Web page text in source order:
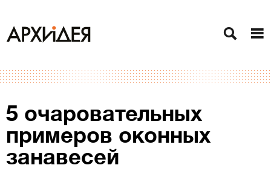
5 очаровательных
примеров оконных
занавесей